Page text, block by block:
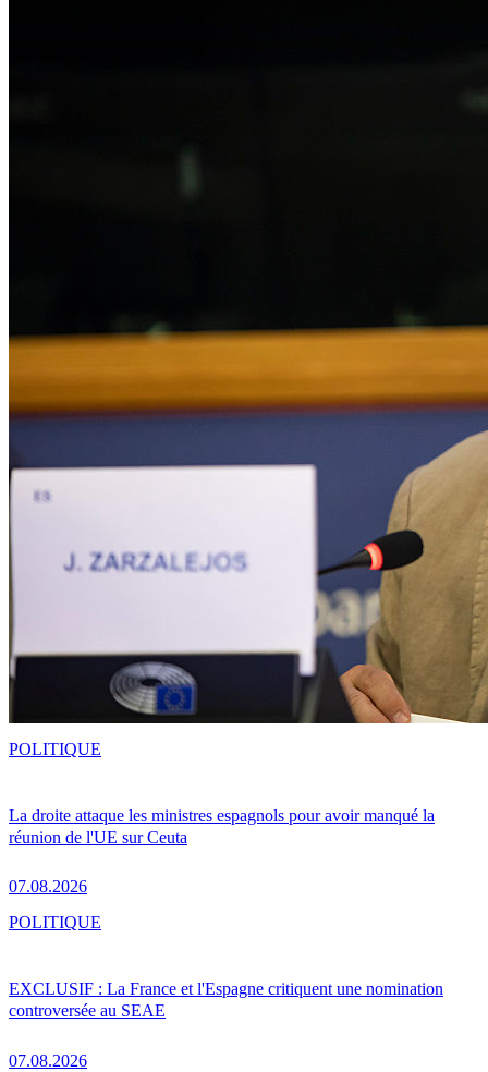
La droite attaque les ministres espagnols pour avoir manqué la
réunion de l'UE sur Ceuta
07.08.2026
POLITIQUE
EXCLUSIF : La France et l'Espagne critiquent une nomination
controversée au SEAE
07.08.2026
POLITIQUE